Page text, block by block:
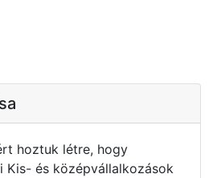
hoztuk létre, hogy
Kis- és középvállalkozások